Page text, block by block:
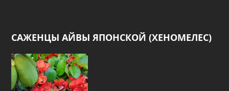
САЖЕНЦЫ АЙВЫ ЯПОНСКОЙ (ХЕНОМЕЛЕС)